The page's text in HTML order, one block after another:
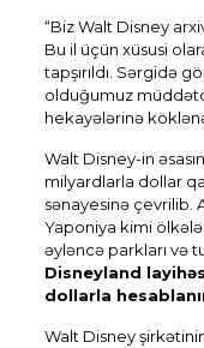
“Biz Walt Disney
Bu il üçün xüsusi
tapşırıldı. Sərgidə
olduğumuz
hekayələrinə
Walt Disney-in
milyardlarla dollar
sənayesinə çevrilib.
Yaponiya kimi
əyləncə parkları və
Disneyland
dollarla
Walt Disney